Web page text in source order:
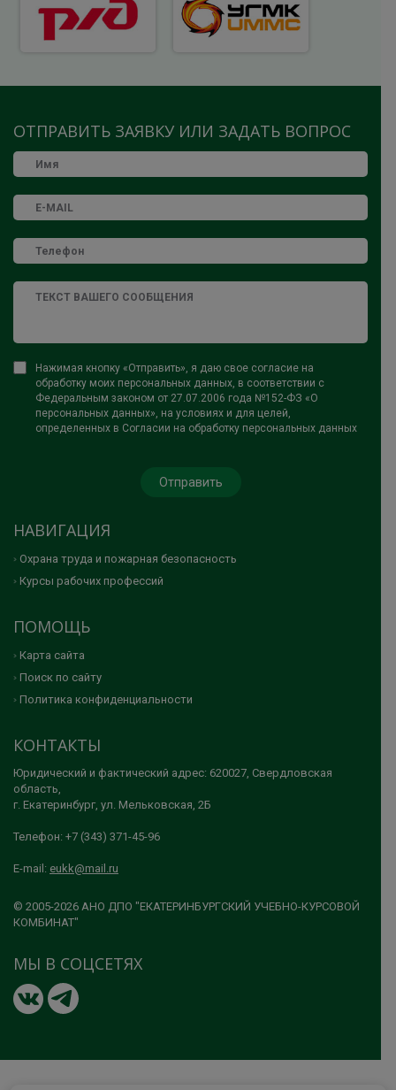
ОТПРАВИТЬ ЗАЯВКУ ИЛИ ЗАДАТЬ ВОПРОС
Нажимая кнопку «Отправить», я даю свое согласие на
обработку моих персональных данных, в соответствии с
Федеральным законом от 27.07.2006 года №152-ФЗ «О
персональных данных», на условиях и для целей,
определенных в Согласии на обработку персональных данных
НАВИГАЦИЯ
Охрана труда и пожарная безопасность
Курсы рабочих профессий
ПОМОЩЬ
Карта сайта
Поиск по сайту
Политика конфиденциальности
КОНТАКТЫ
Юридический и фактический адрес: 620027, Свердловская
область,
г. Екатеринбург, ул. Мельковская, 2Б
Телефон: +7 (343) 371-45-96
E-mail: eukk@mail.ru
© 2005-2026 АНО ДПО "ЕКАТЕРИНБУРГСКИЙ УЧЕБНО-КУРСОВОЙ
КОМБИНАТ"
МЫ В СОЦСЕТЯХ